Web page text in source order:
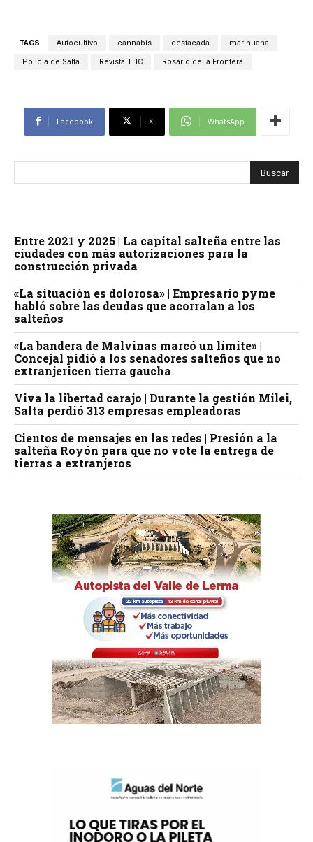
TAGS Autocultivo cannabis destacada marihuana
Policía de Salta Revista THC Rosario de la Frontera
Facebook X WhatsApp
Entre 2021 y 2025 | La capital salteña entre las
ciudades con más autorizaciones para la
construcción privada
«La situación es dolorosa» | Empresario pyme
habló sobre las deudas que acorralan a los
salteños
«La bandera de Malvinas marcó un límite» |
Concejal pidió a los senadores salteños que no
extranjericen tierra gaucha
Viva la libertad carajo | Durante la gestión Milei,
Salta perdió 313 empresas empleadoras
Cientos de mensajes en las redes | Presión a la
salteña Royón para que no vote la entrega de
tierras a extranjeros